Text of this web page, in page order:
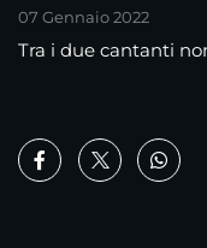
07 Gennaio 2022
Tra i due cantanti